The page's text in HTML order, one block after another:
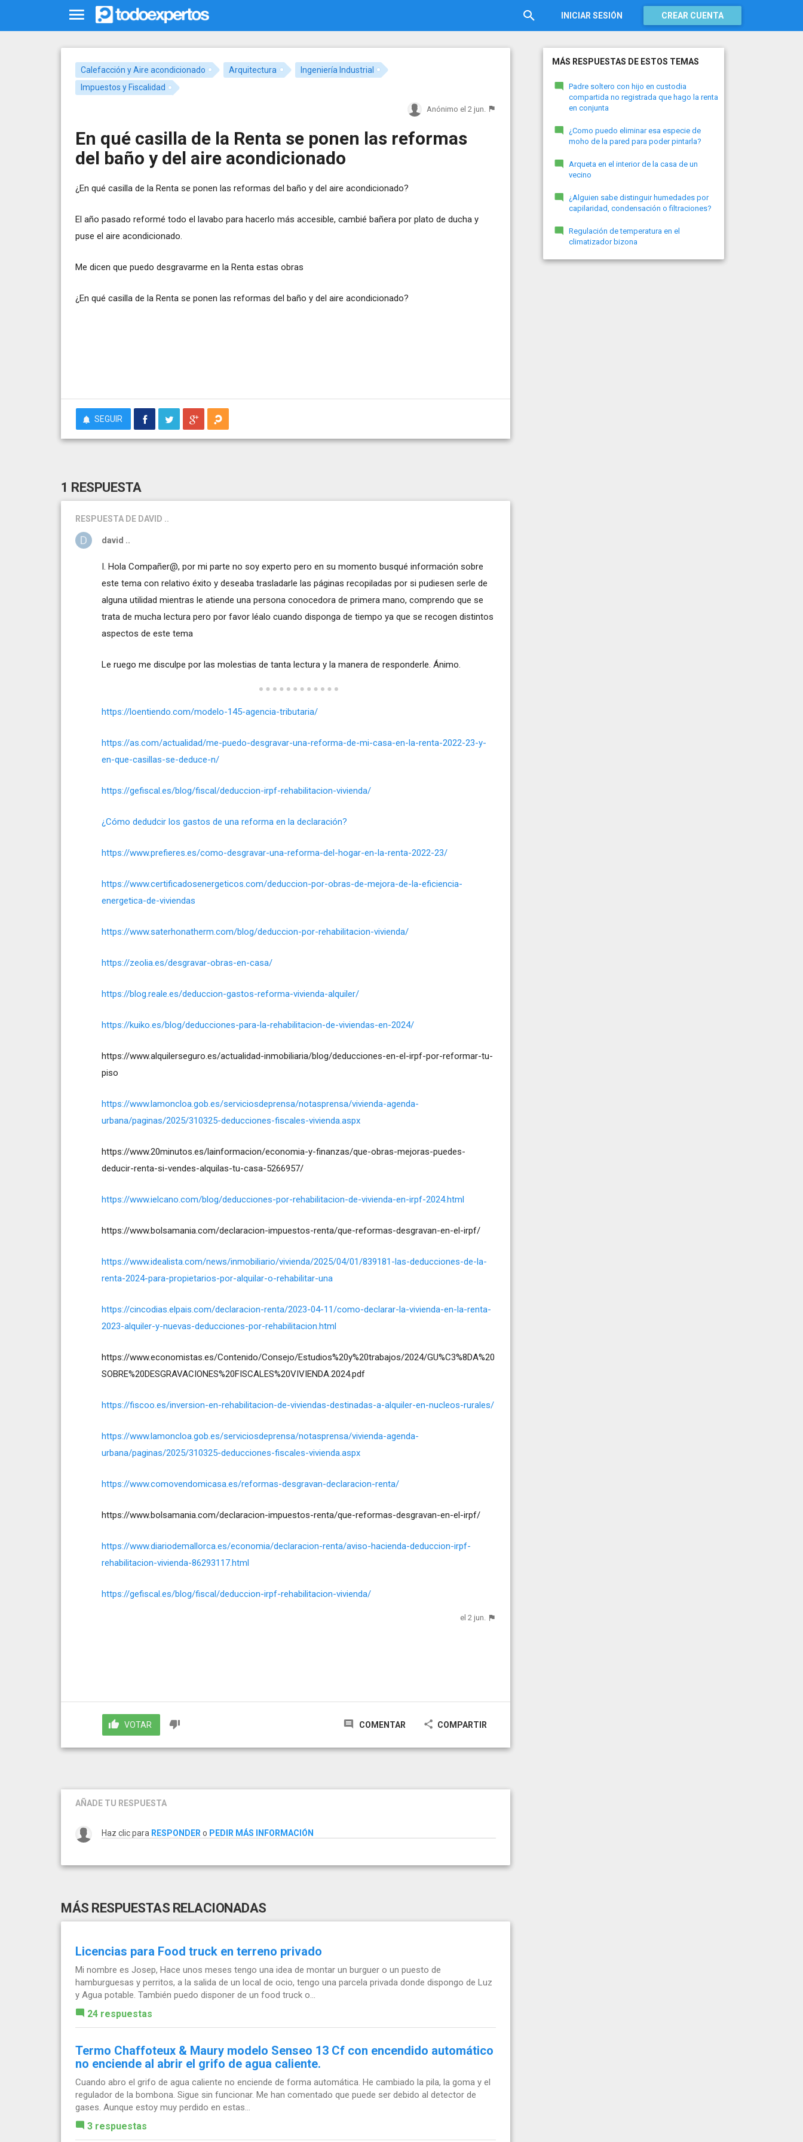
INICIAR SESIÓN CREAR CUENTA
Calefacción y Aire acondicionado Arquitectura
Ingeniería Industrial
Impuestos y Fiscalidad
Anónimo el 2 jun.
En qué casilla de la Renta se ponen las reformas
del baño y del aire acondicionado
¿En qué casilla de la Renta se ponen las reformas del baño y del aire acondicionado?
El año pasado reformé todo el lavabo para hacerlo más accesible, cambié bañera por plato de ducha y
puse el aire acondicionado.
Me dicen que puedo desgravarme en la Renta estas obras
¿En qué casilla de la Renta se ponen las reformas del baño y del aire acondicionado?
SEGUIR
1 RESPUESTA
RESPUESTA DE DAVID ..
david ..
I. Hola Compañer@, por mi parte no soy experto pero en su momento busqué información sobre
este tema con relativo éxito y deseaba trasladarle las páginas recopiladas por si pudiesen serle de
alguna utilidad mientras le atiende una persona conocedora de primera mano, comprendo que se
trata de mucha lectura pero por favor léalo cuando disponga de tiempo ya que se recogen distintos
aspectos de este tema
Le ruego me disculpe por las molestias de tanta lectura y la manera de responderle. Ánimo.
https://loentiendo.com/modelo-145-agencia-tributaria/
https://as.com/actualidad/me-puedo-desgravar-una-reforma-de-mi-casa-en-la-renta-2022-23-y-
en-que-casillas-se-deduce-n/
https://gefiscal.es/blog/fiscal/deduccion-irpf-rehabilitacion-vivienda/
¿Cómo dedudcir los gastos de una reforma en la declaración?
https://www.prefieres.es/como-desgravar-una-reforma-del-hogar-en-la-renta-2022-23/
https://www.certificadosenergeticos.com/deduccion-por-obras-de-mejora-de-la-eficiencia-
energetica-de-viviendas
https://www.saterhonatherm.com/blog/deduccion-por-rehabilitacion-vivienda/
https://zeolia.es/desgravar-obras-en-casa/
https://blog.reale.es/deduccion-gastos-reforma-vivienda-alquiler/
https://kuiko.es/blog/deducciones-para-la-rehabilitacion-de-viviendas-en-2024/
https://www.alquilerseguro.es/actualidad-inmobiliaria/blog/deducciones-en-el-irpf-por-reformar-tu-
piso
https://www.lamoncloa.gob.es/serviciosdeprensa/notasprensa/vivienda-agenda-
urbana/paginas/2025/310325-deducciones-fiscales-vivienda.aspx
https://www.20minutos.es/lainformacion/economia-y-finanzas/que-obras-mejoras-puedes-
deducir-renta-si-vendes-alquilas-tu-casa-5266957/
https://www.ielcano.com/blog/deducciones-por-rehabilitacion-de-vivienda-en-irpf-2024.html
https://www.bolsamania.com/declaracion-impuestos-renta/que-reformas-desgravan-en-el-irpf/
https://www.idealista.com/news/inmobiliario/vivienda/2025/04/01/839181-las-deducciones-de-la-
renta-2024-para-propietarios-por-alquilar-o-rehabilitar-una
https://cincodias.elpais.com/declaracion-renta/2023-04-11/como-declarar-la-vivienda-en-la-renta-
2023-alquiler-y-nuevas-deducciones-por-rehabilitacion.html
https://www.economistas.es/Contenido/Consejo/Estudios%20y%20trabajos/2024/GU%C3%8DA%20
SOBRE%20DESGRAVACIONES%20FISCALES%20VIVIENDA.2024.pdf
https://fiscoo.es/inversion-en-rehabilitacion-de-viviendas-destinadas-a-alquiler-en-nucleos-rurales/
https://www.lamoncloa.gob.es/serviciosdeprensa/notasprensa/vivienda-agenda-
urbana/paginas/2025/310325-deducciones-fiscales-vivienda.aspx
https://www.comovendomicasa.es/reformas-desgravan-declaracion-renta/
https://www.bolsamania.com/declaracion-impuestos-renta/que-reformas-desgravan-en-el-irpf/
https://www.diariodemallorca.es/economia/declaracion-renta/aviso-hacienda-deduccion-irpf-
rehabilitacion-vivienda-86293117.html
https://gefiscal.es/blog/fiscal/deduccion-irpf-rehabilitacion-vivienda/
el 2 jun.
VOTAR COMENTAR COMPARTIR
AÑADE TU RESPUESTA
Haz clic para RESPONDER o PEDIR MÁS INFORMACIÓN
MÁS RESPUESTAS RELACIONADAS
Licencias para Food truck en terreno privado
Mi nombre es Josep, Hace unos meses tengo una idea de montar un burguer o un puesto de
hamburguesas y perritos, a la salida de un local de ocio, tengo una parcela privada donde dispongo de Luz
y Agua potable. También puedo disponer de un food truck o...
24 respuestas
Termo Chaffoteux & Maury modelo Senseo 13 Cf con encendido automático
no enciende al abrir el grifo de agua caliente.
Cuando abro el grifo de agua caliente no enciende de forma automática. He cambiado la pila, la goma y el
regulador de la bombona. Sigue sin funcionar. Me han comentado que puede ser debido al detector de
gases. Aunque estoy muy perdido en estas...
3 respuestas
MÁS RESPUESTAS DE ESTOS TEMAS
Padre soltero con hijo en custodia
compartida no registrada que hago la renta
en conjunta
¿Como puedo eliminar esa especie de
moho de la pared para poder pintarla?
Arqueta en el interior de la casa de un
vecino
¿Alguien sabe distinguir humedades por
capilaridad, condensación o filtraciones?
Regulación de temperatura en el
climatizador bizona